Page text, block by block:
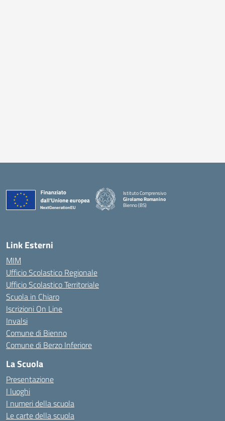
Istituto Comprensivo
Girolamo Romanino
Bienno (BS)
Link Esterni
MIM
Ufficio Scolastico Regionale
Ufficio Scolastico Territoriale
Scuola in Chiaro
Iscrizioni On Line
Invalsi
Comune di Bienno
Comune di Berzo Inferiore
La Scuola
Presentazione
I luoghi
I numeri della scuola
Le carte della scuola